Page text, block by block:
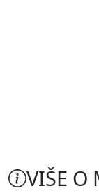
VIŠE O